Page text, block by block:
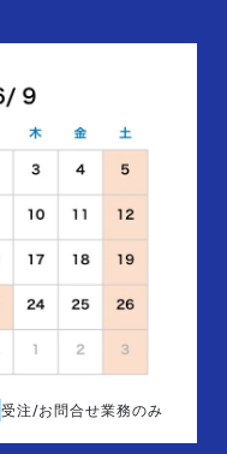
受注/お問合せ業務のみ